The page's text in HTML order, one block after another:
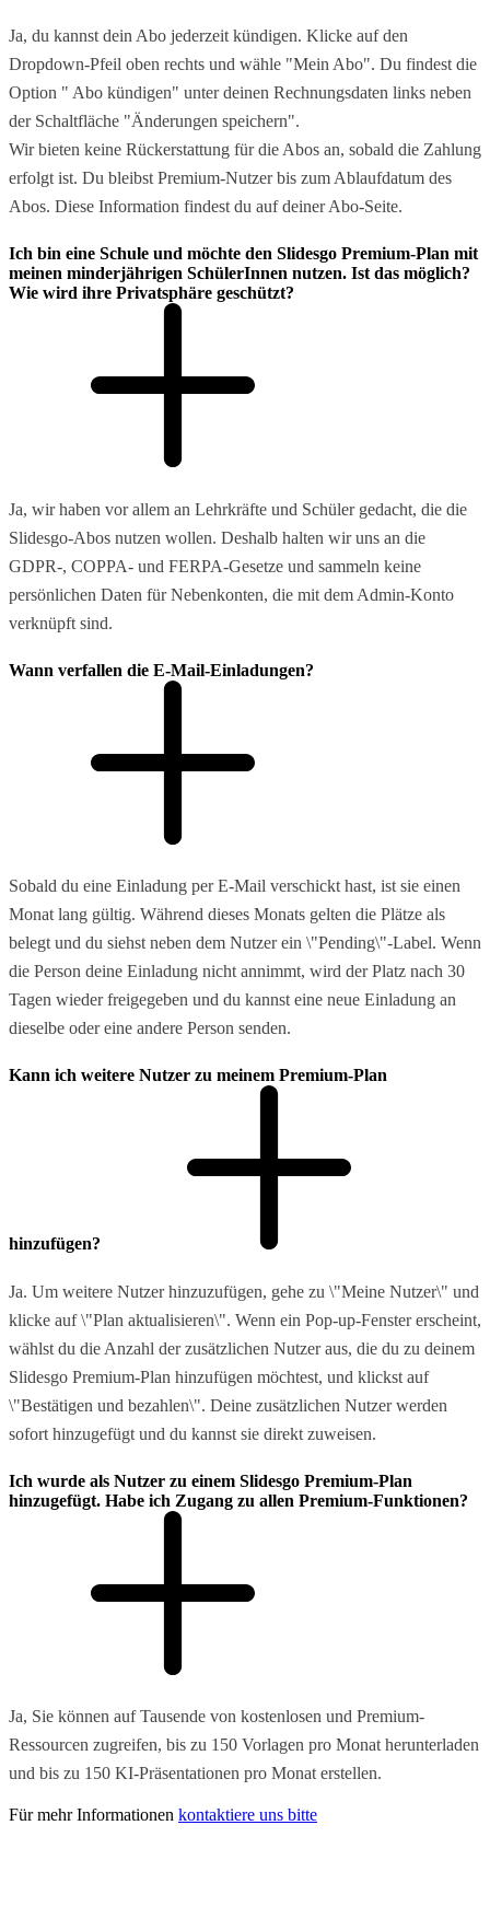
Ja, du kannst dein Abo jederzeit kündigen. Klicke auf den
Dropdown-Pfeil oben rechts und wähle "Mein Abo". Du findest die
Option " Abo kündigen" unter deinen Rechnungsdaten links neben
der Schaltfläche "Änderungen speichern".
Wir bieten keine Rückerstattung für die Abos an, sobald die Zahlung
erfolgt ist. Du bleibst Premium-Nutzer bis zum Ablaufdatum des
Abos. Diese Information findest du auf deiner Abo-Seite.
Ich bin eine Schule und möchte den Slidesgo Premium-Plan mit
meinen minderjährigen SchülerInnen nutzen. Ist das möglich?
Wie wird ihre Privatsphäre geschützt?
Ja, wir haben vor allem an Lehrkräfte und Schüler gedacht, die die
Slidesgo-Abos nutzen wollen. Deshalb halten wir uns an die
GDPR-, COPPA- und FERPA-Gesetze und sammeln keine
persönlichen Daten für Nebenkonten, die mit dem Admin-Konto
verknüpft sind.
Wann verfallen die E-Mail-Einladungen?
Sobald du eine Einladung per E-Mail verschickt hast, ist sie einen
Monat lang gültig. Während dieses Monats gelten die Plätze als
belegt und du siehst neben dem Nutzer ein \"Pending\"-Label. Wenn
die Person deine Einladung nicht annimmt, wird der Platz nach 30
Tagen wieder freigegeben und du kannst eine neue Einladung an
dieselbe oder eine andere Person senden.
Kann ich weitere Nutzer zu meinem Premium-Plan
hinzufügen?
Ja. Um weitere Nutzer hinzuzufügen, gehe zu \"Meine Nutzer\" und
klicke auf \"Plan aktualisieren\". Wenn ein Pop-up-Fenster erscheint,
wählst du die Anzahl der zusätzlichen Nutzer aus, die du zu deinem
Slidesgo Premium-Plan hinzufügen möchtest, und klickst auf
\"Bestätigen und bezahlen\". Deine zusätzlichen Nutzer werden
sofort hinzugefügt und du kannst sie direkt zuweisen.
Ich wurde als Nutzer zu einem Slidesgo Premium-Plan
hinzugefügt. Habe ich Zugang zu allen Premium-Funktionen?
Ja, Sie können auf Tausende von kostenlosen und Premium-
Ressourcen zugreifen, bis zu 150 Vorlagen pro Monat herunterladen
und bis zu 150 KI-Präsentationen pro Monat erstellen.
Für mehr Informationen kontaktiere uns bitte